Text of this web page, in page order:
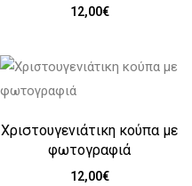
12,00€
Χριστουγενιάτικη κούπα με
φωτογραφιά
12,00€